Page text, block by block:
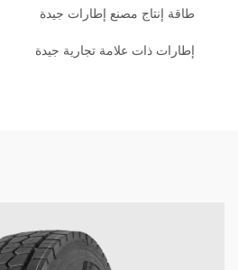
طاقة إنتاج مصنع إطارات جيدة
إطارات ذات علامة تجارية جيدة